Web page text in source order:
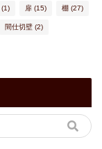
(1) 扉 (15) 棚 (27)
間仕切壁 (2)